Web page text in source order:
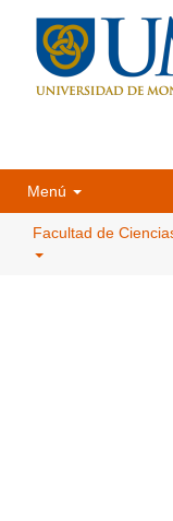
Menú
Facultad de